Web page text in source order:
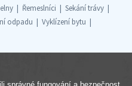
Řemeslníci
Sekání trávy
odpadu
Vyklízení bytu